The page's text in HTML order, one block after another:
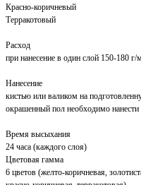
Красно-коричневый
Терракотовый
Расход
при нанесение в один слой 150-180 г/
Нанесение
кистью или валиком на
окрашенный пол необходимо
Время высыхания
24 часа (каждого слоя)
Цветовая гамма
6 цветов (желто-коричневая,